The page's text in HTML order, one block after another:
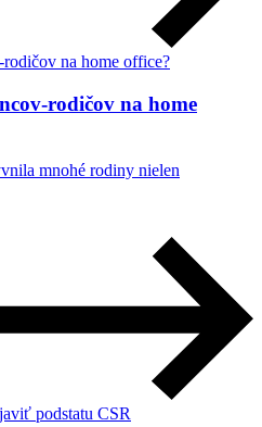
rodičov na home
mnohé rodiny nielen